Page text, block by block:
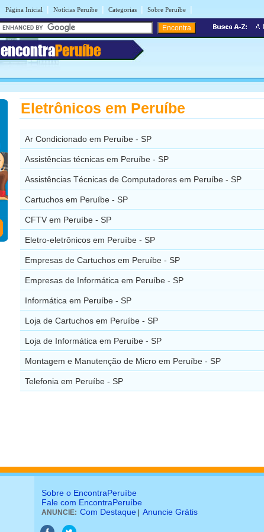
Página Inicial | Notícias Peruíbe | Categorias | Sobre Peruíbe |
encontraPeruíbe
Eletrônicos em Peruíbe
Ar Condicionado em Peruíbe - SP
Assistências técnicas em Peruíbe - SP
Assistências Técnicas de Computadores em Peruíbe - SP
Cartuchos em Peruíbe - SP
CFTV em Peruíbe - SP
Eletro-eletrônicos em Peruíbe - SP
Empresas de Cartuchos em Peruíbe - SP
Empresas de Informática em Peruíbe - SP
Informática em Peruíbe - SP
Loja de Cartuchos em Peruíbe - SP
Loja de Informática em Peruíbe - SP
Montagem e Manutenção de Micro em Peruíbe - SP
Telefonia em Peruíbe - SP
Sobre o EncontraPeruíbe
Fale com EncontraPeruíbe
ANUNCIE: Com Destaque Anuncie Grátis